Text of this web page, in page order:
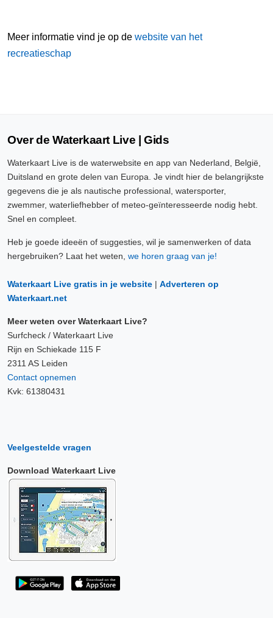
Meer informatie vind je op de website van het
recreatieschap
Over de Waterkaart Live | Gids
Waterkaart Live is de waterwebsite en app van Nederland, België,
Duitsland en grote delen van Europa. Je vindt hier de belangrijkste
gegevens die je als nautische professional, watersporter,
zwemmer, waterliefhebber of meteo-geïnteresseerde nodig hebt.
Snel en compleet.
Heb je goede ideeën of suggesties, wil je samenwerken of data
hergebruiken? Laat het weten, we horen graag van je!
Waterkaart Live gratis in je website | Adverteren op
Waterkaart.net
Meer weten over Waterkaart Live?
Surfcheck / Waterkaart Live
Rijn en Schiekade 115 F
2311 AS Leiden
Contact opnemen
Kvk: 61380431
Veelgestelde vragen
Download Waterkaart Live